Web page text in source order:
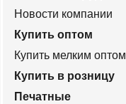
Новости компании
Купить оптом
Купить мелким оптом
Купить в розницу
Печатные